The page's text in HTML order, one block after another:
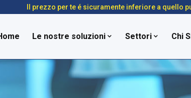
Il prezzo per te é sicuramente inferiore a quello
Le nostre soluzioni Settori Chi